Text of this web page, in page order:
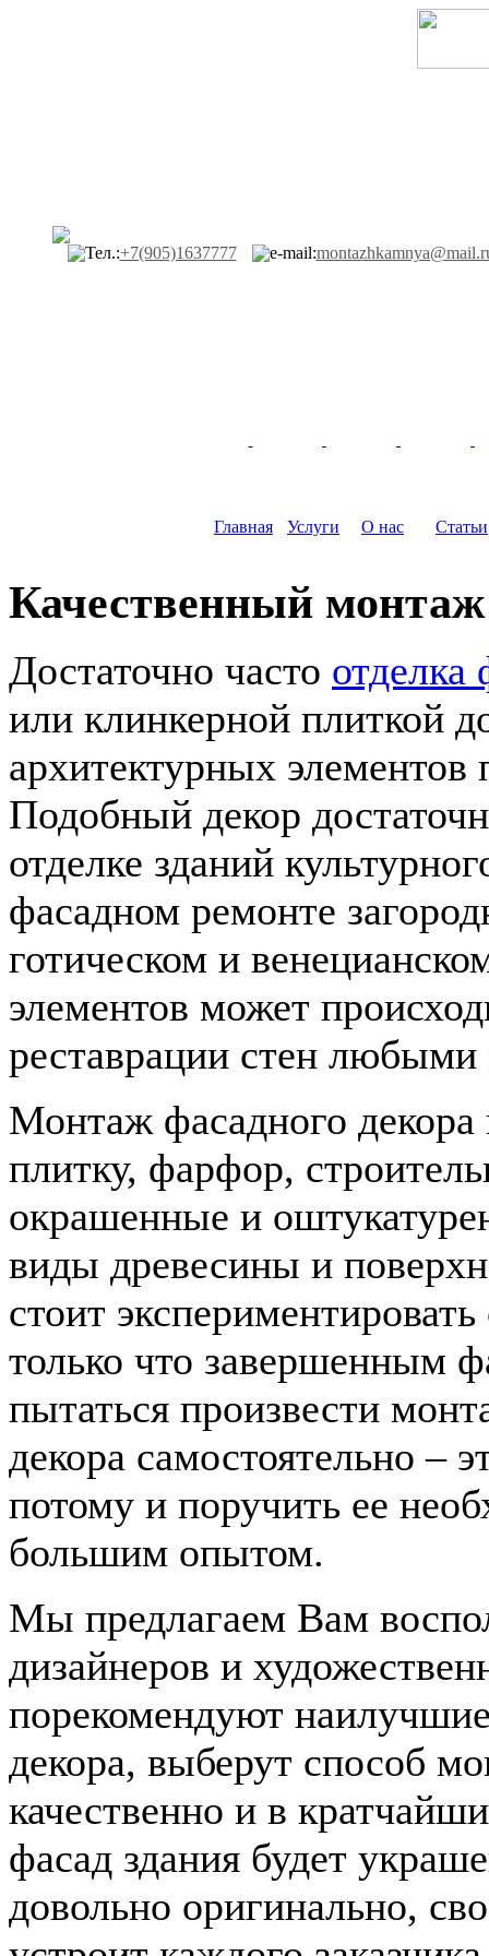
Тел.:+7(905)1637777 e-mail:
Главная Услуги О нас Статьи
Качественный
Достаточно часто отделка
или клинкерной плиткой
архитектурных элементов
Подобный декор
отделке зданий
фасадном ремонте
готическом и
элементов может
реставрации стен любыми
Монтаж фасадного
плитку, фарфор,
окрашенные и
виды древесины и
стоит
только что завершенным
пытаться произвести
декора самостоятельно –
потому и поручить ее
большим опытом.
Мы предлагаем Вам
дизайнеров и
порекомендуют
декора, выберут способ
качественно и в
фасад здания будет
довольно оригинально,